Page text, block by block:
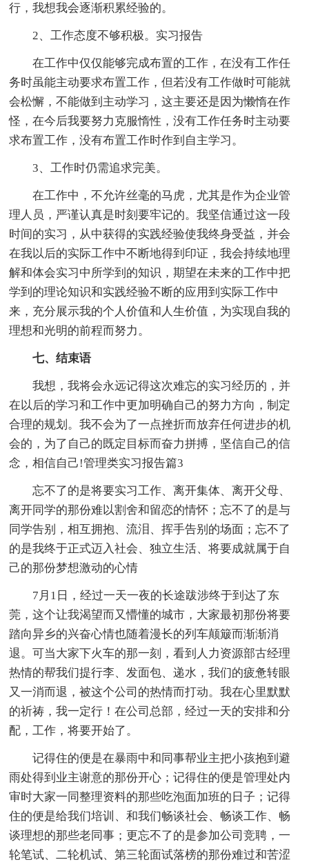
行，我想我会逐渐积累经验的。
2、工作态度不够积极。实习报告
在工作中仅仅能够完成布置的工作，在没有工作任
务时虽能主动要求布置工作，但若没有工作做时可能就
会松懈，不能做到主动学习，这主要还是因为懒惰在作
怪，在今后我要努力克服惰性，没有工作任务时主动要
求布置工作，没有布置工作时作到自主学习。
3、工作时仍需追求完美。
在工作中，不允许丝毫的马虎，尤其是作为企业管
理人员，严谨认真是时刻要牢记的。我坚信通过这一段
时间的实习，从中获得的实践经验使我终身受益，并会
在我以后的实际工作中不断地得到印证，我会持续地理
解和体会实习中所学到的知识，期望在未来的工作中把
学到的理论知识和实践经验不断的应用到实际工作中
来，充分展示我的个人价值和人生价值，为实现自我的
理想和光明的前程而努力。
七、结束语
我想，我将会永远记得这次难忘的实习经历的，并
在以后的学习和工作中更加明确自己的努力方向，制定
合理的规划。我不会为了一点挫折而放弃任何进步的机
会的，为了自己的既定目标而奋力拼搏，坚信自己的信
念，相信自己!管理类实习报告篇3
忘不了的是将要实习工作、离开集体、离开父母、
离开同学的那份难以割舍和留恋的情怀；忘不了的是与
同学告别，相互拥抱、流泪、挥手告别的场面；忘不了
的是我终于正式迈入社会、独立生活、将要成就属于自
己的那份梦想激动的心情
7月1日，经过一天一夜的长途跋涉终于到达了东
莞，这个让我渴望而又懵懂的城市，大家最初那份将要
踏向异乡的兴奋心情也随着漫长的列车颠簸而渐渐消
退。可当大家下火车的那一刻，看到人力资源部古经理
热情的帮我们提行李、发面包、递水，我们的疲惫转眼
又一消而退，被这个公司的热情而打动。我在心里默默
的祈祷，我一定行！在公司总部，经过一天的安排和分
配，工作，将要开始了。
记得住的便是在暴雨中和同事帮业主把小孩抱到避
雨处得到业主谢意的那份开心；记得住的便是管理处内
审时大家一同整理资料的那些吃泡面加班的日子；记得
住的便是给我们培训、和我们畅谈社会、畅谈工作、畅
谈理想的那些老同事；更忘不了的是参加公司竞聘，一
轮笔试、二轮机试、第三轮面试落榜的那份难过和苦涩